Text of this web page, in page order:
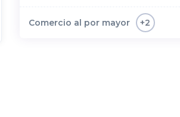
Comercio al por mayor +2